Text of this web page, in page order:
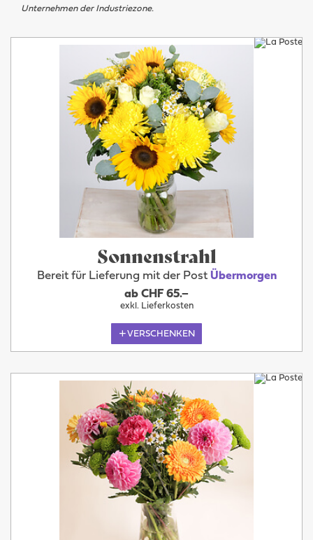
Unternehmen der Industriezone.
Sonnenstrahl
Bereit für Lieferung mit der Post Übermorgen
ab CHF 65.–
exkl. Lieferkosten
VERSCHENKEN